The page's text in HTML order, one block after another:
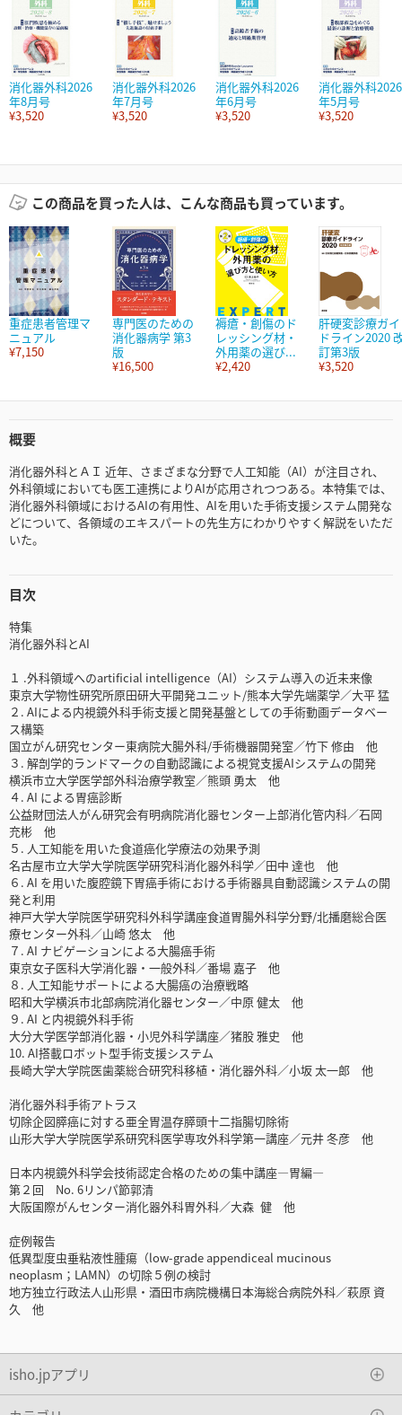
消化器外科2026
年8月号
¥3,520
消化器外科2026
年7月号
¥3,520
消化器外科2026
年6月号
¥3,520
消化器外科2026
年5月号
¥3,520
この商品を買った人は、こんな商品も買っています。
重症患者管理マ
ニュアル
¥7,150
専門医のための
消化器病学 第3
版
¥16,500
褥瘡・創傷のド
レッシング材・
外用薬の選び...
¥2,420
肝硬変診療ガイ
ドライン2020
訂第3版
¥3,520
概要
消化器外科とＡＩ 近年、さまざまな分野で人工知能（AI）が注目され、
外科領域においても医工連携によりAIが応用されつつある。本特集では、
消化器外科領域におけるAIの有用性、AIを用いた手術支援システム開発な
どについて、各領域のエキスパートの先生方にわかりやすく解説をいただ
いた。
目次
特集
消化器外科とAI
１ .外科領域へのartificial intelligence（AI）システム導入の近未来像
東京大学物性研究所原田研大平開発ユニット/熊本大学先端薬学／大平 猛
２. AIによる内視鏡外科手術支援と開発基盤としての手術動画データベー
ス構築
国立がん研究センター東病院大腸外科/手術機器開発室／竹下 修由 他
３. 解剖学的ランドマークの自動認識による視覚支援AIシステムの開発
横浜市立大学医学部外科治療学教室／熊頭 勇太 他
４. AI による胃癌診断
公益財団法人がん研究会有明病院消化器センター上部消化管内科／石岡
充彬 他
５. 人工知能を用いた食道癌化学療法の効果予測
名古屋市立大学大学院医学研究科消化器外科学／田中 達也 他
６. AI を用いた腹腔鏡下胃癌手術における手術器具自動認識システムの開
発と利用
神戸大学大学院医学研究科外科学講座食道胃腸外科学分野/北播磨総合医
療センター外科／山崎 悠太 他
７. AI ナビゲーションによる大腸癌手術
東京女子医科大学消化器・一般外科／番場 嘉子 他
８. 人工知能サポートによる大腸癌の治療戦略
昭和大学横浜市北部病院消化器センター／中原 健太 他
９. AI と内視鏡外科手術
大分大学医学部消化器・小児外科学講座／猪股 雅史 他
10. AI搭載ロボット型手術支援システム
長崎大学大学院医歯薬総合研究科移植・消化器外科／小坂 太一郎 他
消化器外科手術アトラス
切除企図膵癌に対する亜全胃温存膵頭十二指腸切除術
山形大学大学院医学系研究科医学専攻外科学第一講座／元井 冬彦 他
日本内視鏡外科学会技術認定合格のための集中講座―胃編―
第２回 No. 6リンパ節郭清
大阪国際がんセンター消化器外科胃外科／大森 健 他
症例報告
低異型度虫垂粘液性腫瘍（low-grade appendiceal mucinous
neoplasm；LAMN）の切除５例の検討
地方独立行政法人山形県・酒田市病院機構日本海総合病院外科／萩原 資
久 他
isho.jpアプリ